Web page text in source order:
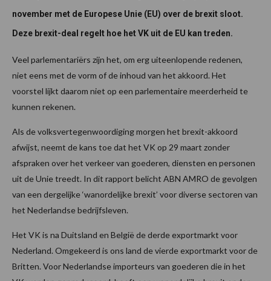
november met de Europese Unie (EU) over de brexit sloot.
Deze brexit-deal regelt hoe het VK uit de EU kan treden.
Veel parlementariërs zijn het, om erg uiteenlopende redenen,
niet eens met de vorm of de inhoud van het akkoord. Het
voorstel lijkt daarom niet op een parlementaire meerderheid te
kunnen rekenen.
Als de volksvertegenwoordiging morgen het brexit-akkoord
afwijst, neemt de kans toe dat het VK op 29 maart zonder
afspraken over het verkeer van goederen, diensten en personen
uit de Unie treedt. In dit rapport belicht ABN AMRO de gevolgen
van een dergelijke ‘wanordelijke brexit’ voor diverse sectoren van
het Nederlandse bedrijfsleven.
Het VK is na Duitsland en België de derde exportmarkt voor
Nederland. Omgekeerd is ons land de vierde exportmarkt voor de
Britten. Voor Nederlandse importeurs van goederen die in het